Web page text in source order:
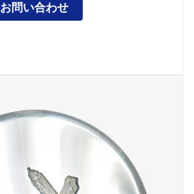
お問い合わせ